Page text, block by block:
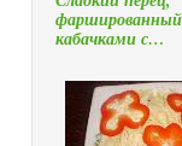
фаршированный
кабачками с…